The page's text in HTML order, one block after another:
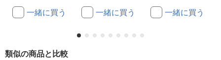
一緒に買う 一緒に買う 一緒に買う
類似の商品と比較